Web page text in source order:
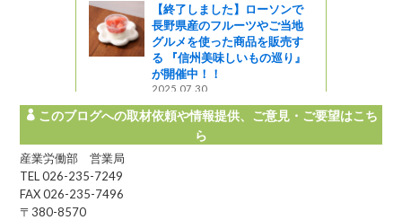
【終了しました】ローソンで
長野県産のフルーツやご当地
グルメを使った商品を販売す
る 『信州美味しいもの巡り』
が開催中！！
2025.07.30
このブログへの取材依頼や情報提供、ご意見・ご要望はこち
ら
産業労働部 営業局
TEL 026-235-7249
FAX 026-235-7496
〒380-8570